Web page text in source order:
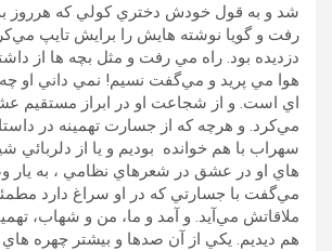
شد و به قول خودش دختري كولي كه هرروز
رفت و گويا نوشته هايش را برايش تايپ
دزديده بود. راه مي رفت و مثل بچه ها از
هوا مي پريد و مي‌گفت نسيم! نمي داني او چه
اي است. و از شجاعت او در ابراز مستقيم
مي‌كرد. و هرچه كه از جسارت تهمينه در
سهراب با هم خوانده بوديم و يا از دلربائي
هاي او در عشق در شعرهاي نظامي ،‌ به يار
مي‌گفت با جسارتي كه در او سراغ دارد
ملاقاتش مي‌آيد. و آمد و ما، من و شهاب،‌
هم ديديم. يكي از آن صدها و بيشتر چهره